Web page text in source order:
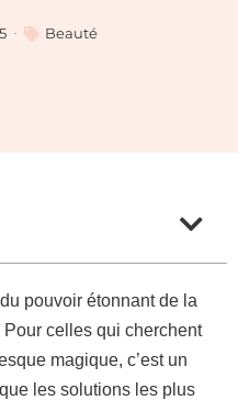
Beauté
pouvoir étonnant de la
celles qui cherchent
magique, c’est un
les solutions les plus